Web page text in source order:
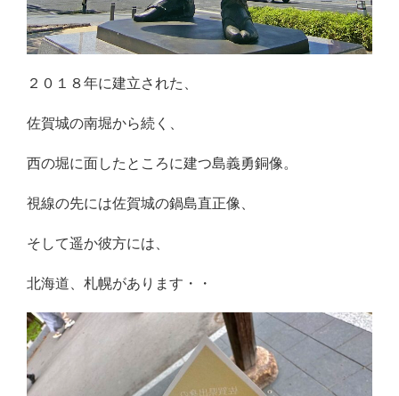
２０１８年に建立された、
佐賀城の南堀から続く、
西の堀に面したところに建つ島義勇銅像。
視線の先には佐賀城の鍋島直正像、
そして遥か彼方には、
北海道、札幌があります・・